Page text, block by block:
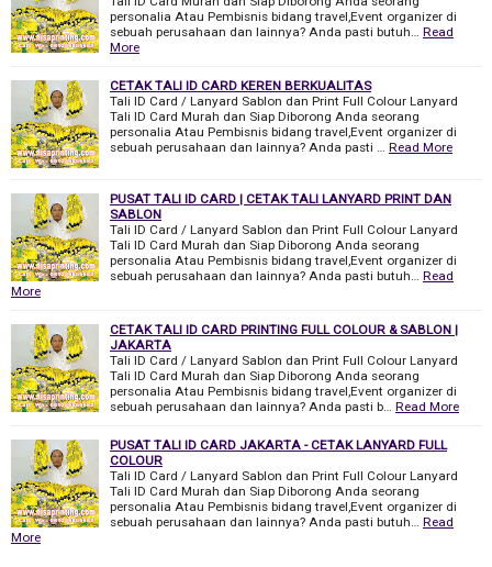
personalia Atau Pembisnis bidang travel,Event organizer di
sebuah perusahaan dan lainnya? Anda pasti butuh… Read
More
CETAK TALI ID CARD KEREN BERKUALITAS
Tali ID Card / Lanyard Sablon dan Print Full Colour Lanyard
Tali ID Card Murah dan Siap Diborong Anda seorang
personalia Atau Pembisnis bidang travel,Event organizer di
sebuah perusahaan dan lainnya? Anda pasti … Read More
PUSAT TALI ID CARD | CETAK TALI LANYARD PRINT DAN
SABLON
Tali ID Card / Lanyard Sablon dan Print Full Colour Lanyard
Tali ID Card Murah dan Siap Diborong Anda seorang
personalia Atau Pembisnis bidang travel,Event organizer di
sebuah perusahaan dan lainnya? Anda pasti butuh… Read
More
CETAK TALI ID CARD PRINTING FULL COLOUR & SABLON |
JAKARTA
Tali ID Card / Lanyard Sablon dan Print Full Colour Lanyard
Tali ID Card Murah dan Siap Diborong Anda seorang
personalia Atau Pembisnis bidang travel,Event organizer di
sebuah perusahaan dan lainnya? Anda pasti b… Read More
PUSAT TALI ID CARD JAKARTA - CETAK LANYARD FULL
COLOUR
Tali ID Card / Lanyard Sablon dan Print Full Colour Lanyard
Tali ID Card Murah dan Siap Diborong Anda seorang
personalia Atau Pembisnis bidang travel,Event organizer di
sebuah perusahaan dan lainnya? Anda pasti butuh… Read
More